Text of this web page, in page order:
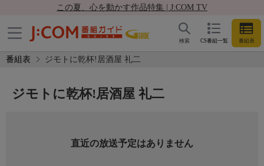
この夏、心を動かす作品特集 | J:COM TV
CS番組一覧 番組表
検索
番組表 ジモトに乾杯!居酒屋 礼二
ジモトに乾杯!居酒屋 礼二
直近の放送予定はありません